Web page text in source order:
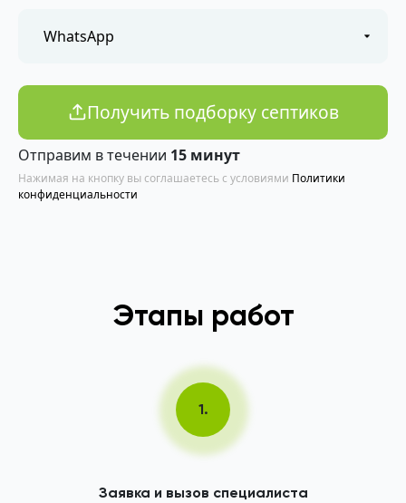
Получить подборку септиков
Отправим в течении 15 минут
Нажимая на кнопку вы соглашаетесь с условиями Политики
конфиденциальности
Этапы работ
1.
Заявка и вызов специалиста